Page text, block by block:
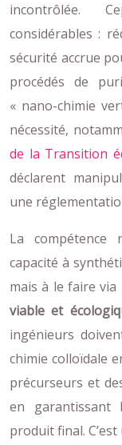
incontrôlée.
considérables :
sécurité accrue
procédés de
« nano-chimie
nécessité,
de la Transition
déclarent
une
La compétence
capacité à
mais à le faire
viable et
ingénieurs
chimie colloïdale
précurseurs et
en
produit final.